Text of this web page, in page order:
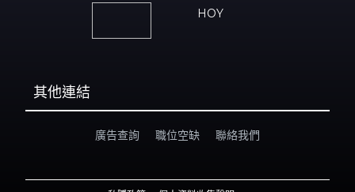
HOY
其他連結
廣告查詢 職位空缺 聯絡我們